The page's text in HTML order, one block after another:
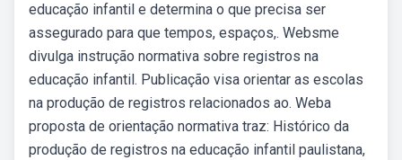
educação infantil e determina o que precisa ser
assegurado para que tempos, espaços,. Websme
divulga instrução normativa sobre registros na
educação infantil. Publicação visa orientar as escolas
na produção de registros relacionados ao. Weba
proposta de orientação normativa traz: Histórico da
produção de registros na educação infantil paulistana,